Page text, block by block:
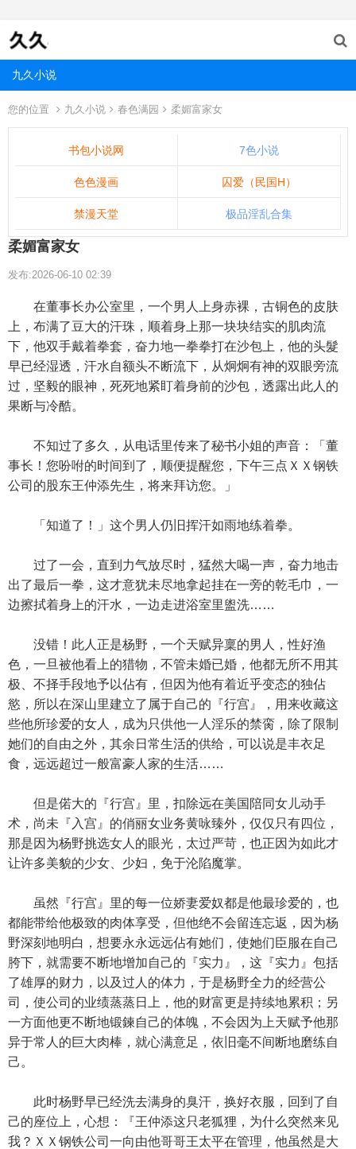
九久小说
您的位置 九久小说 春色满园 柔媚富家女
书包小说网 7色小说
色色漫画 囚爱（民国H）
禁漫天堂 极品淫乱合集
柔媚富家女
发布:2026-06-10 02:39
在董事长办公室里，一个男人上身赤裸，古铜色的皮肤
上，布满了豆大的汗珠，顺着身上那一块块结实的肌肉流
下，他双手戴着拳套，奋力地一拳拳打在沙包上，他的头髮
早已经湿透，汗水自额头不断流下，从炯炯有神的双眼旁流
过，坚毅的眼神，死死地紧盯着身前的沙包，透露出此人的
果断与冷酷。
不知过了多久，从电话里传来了秘书小姐的声音：「董
事长！您吩咐的时间到了，顺便提醒您，下午三点ＸＸ钢铁
公司的股东王仲添先生，将来拜访您。」
「知道了！」这个男人仍旧挥汗如雨地练着拳。
过了一会，直到力气放尽时，猛然大喝一声，奋力地击
出了最后一拳，这才意犹未尽地拿起挂在一旁的乾毛巾，一
边擦拭着身上的汗水，一边走进浴室里盥洗……
没错！此人正是杨野，一个天赋异稟的男人，性好渔
色，一旦被他看上的猎物，不管未婚已婚，他都无所不用其
极、不择手段地予以佔有，但因为他有着近乎变态的独佔
慾，所以在深山里建立了属于自己的『行宫』，用来收藏这
些他所珍爱的女人，成为只供他一人淫乐的禁脔，除了限制
她们的自由之外，其余日常生活的供给，可以说是丰衣足
食，远远超过一般富豪人家的生活……
但是偌大的『行宫』里，扣除远在美国陪同女儿动手
术，尚未『入宫』的俏丽女业务黄咏臻外，仅仅只有四位，
那是因为杨野挑选女人的眼光，太过严苛，也正因为如此才
让许多美貌的少女、少妇，免于沦陷魔掌。
虽然『行宫』里的每一位娇妻爱奴都是他最珍爱的，也
都能带给他极致的肉体享受，但他绝不会留连忘返，因为杨
野深刻地明白，想要永永远远佔有她们，使她们臣服在自己
胯下，就需要不断地增加自己的『实力』，这『实力』包括
了雄厚的财力，以及过人的体力，于是杨野全力的经营公
司，使公司的业绩蒸蒸日上，他的财富更是持续地累积；另
一方面他更不断地锻鍊自己的体魄，不会因为上天赋予他那
异于常人的巨大肉棒，就心满意足，依旧毫不间断地磨练自
己。
此时杨野早已经洗去满身的臭汗，换好衣服，回到了自
己的座位上，心想：『王仲添这只老狐狸，为什么突然来见
我？ＸＸ钢铁公司一向由他哥哥王太平在管理，他虽然是大